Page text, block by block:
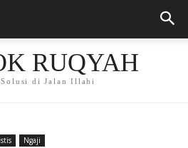
RUQYAH
di Jalan Illahi
Ngaji